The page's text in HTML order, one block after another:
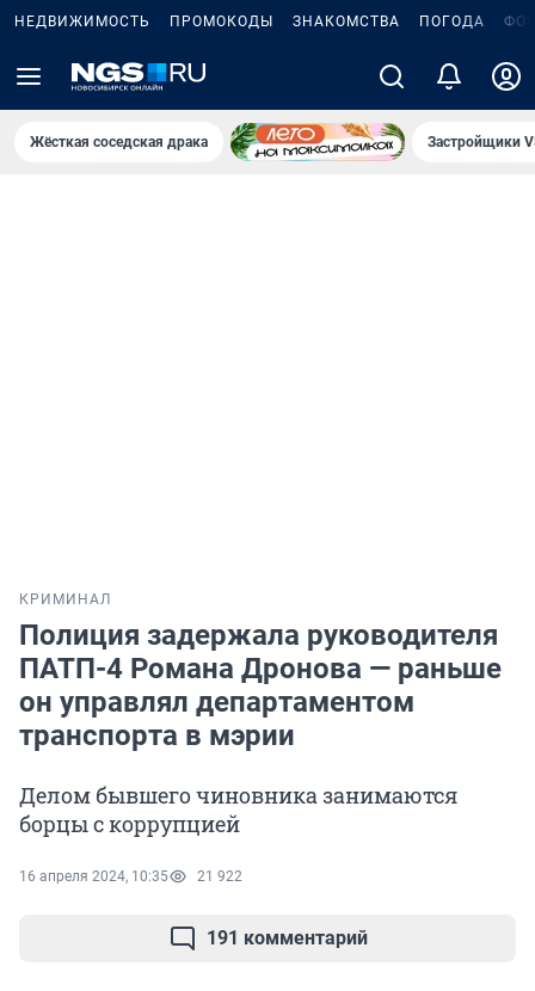
НЕДВИЖИМОСТЬ ПРОМОКОДЫ ЗНАКОМСТВА ПОГОДА
Жёсткая соседская драка Застройщики
КРИМИНАЛ
Полиция задержала руководителя
ПАТП-4 Романа Дронова — раньше
он управлял департаментом
транспорта в мэрии
Делом бывшего чиновника занимаются
борцы с коррупцией
16 апреля 2024, 10:35 21 922
191 комментарий